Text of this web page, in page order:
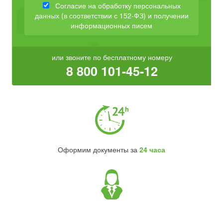
Согласие на обработку персональных
данных (в соответствии с 152-ФЗ) и получении
информационных писем
или звоните по бесплатному номеру
8 800 101-45-12
Оформим документы за 24 часа